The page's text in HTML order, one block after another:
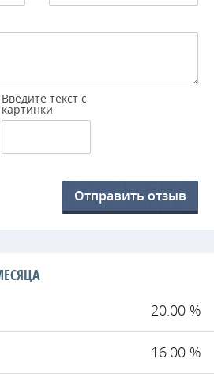
Введите текст с
картинки
Отправить отзыв
20.00 %
16.00 %